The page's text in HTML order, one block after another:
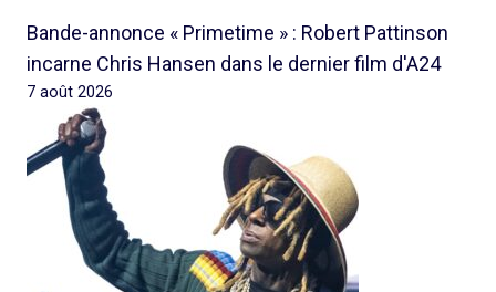
Bande-annonce « Primetime » : Robert Pattinson
incarne Chris Hansen dans le dernier film d'A24
7 août 2026